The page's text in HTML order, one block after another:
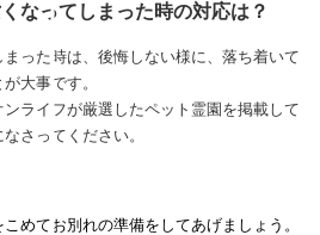
なってしまった時の対応は？
った時は、後悔しない様に、落ち着いて
大事です。
ライフが厳選したペット霊園を掲載して
さってください。
めてお別れの準備をしてあげましょう。